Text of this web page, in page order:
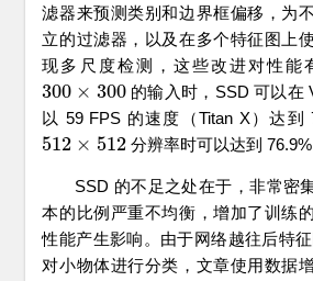
滤器来预测类别和边界框偏移，为
立的过滤器，以及在多个特征图上
现多尺度检测，这些改进对性能
300 × 300
300×300
的输入时，SSD 可以在
以 59 FPS 的速度（Titan X）达到
512 × 512
512×512 分辨率时可以达到 76.9%
SSD 的不足之处在于，非常密
本的比例严重不均衡，增加了训练
性能产生影响。由于网络越往后特
对小物体进行分类，文章使用数据